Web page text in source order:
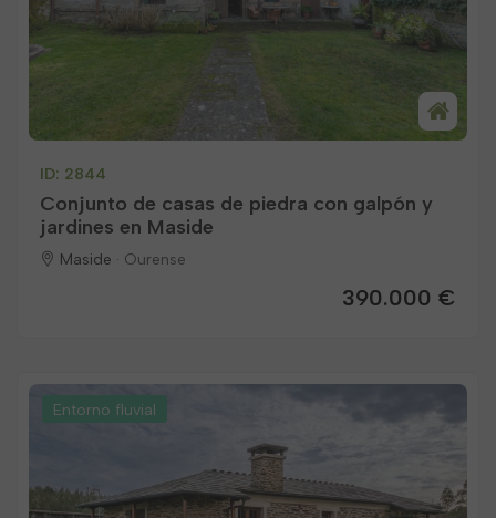
ID: 2844
Conjunto de casas de piedra con galpón y
jardines en Maside
Maside · Ourense
390.000 €
Entorno fluvial